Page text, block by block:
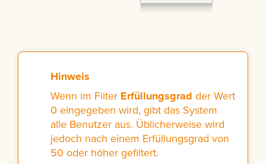
Hinweis
Wenn im Filter Erfüllungsgrad der Wert
0 eingegeben wird, gibt das System
alle Benutzer aus. Üblicherweise wird
jedoch nach einem Erfüllungsgrad von
50 oder höher gefiltert.